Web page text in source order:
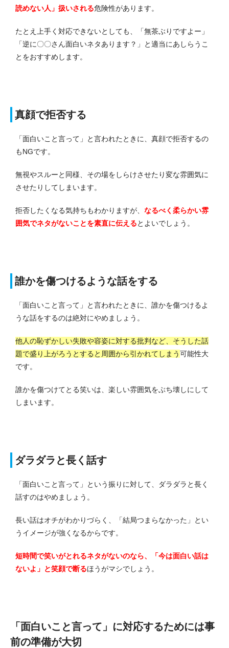
読めない人」扱いされる危険性があります。
たとえ上手く対応できないとしても、「無茶ぶりですよー」
「逆に〇〇さん面白いネタあります？」と適当にあしらうこ
とをおすすめします。
真顔で拒否する
「面白いこと言って」と言われたときに、真顔で拒否するの
もNGです。
無視やスルーと同様、その場をしらけさせたり変な雰囲気に
させたりしてしまいます。
拒否したくなる気持ちもわかりますが、 なるべく柔らかい雰
囲気でネタがないことを素直に伝えるとよいでしょう。
誰かを傷つけるような話をする
「面白いこと言って」と言われたときに、誰かを傷つけるよ
うな話をするのは絶対にやめましょう。
他人の恥ずかしい失敗や容姿に対する批判など、そうした話
題で盛り上がろうとすると周囲から引かれてしまう可能性大
です。
誰かを傷つけてとる笑いは、楽しい雰囲気をぶち壊しにして
しまいます。
ダラダラと長く話す
「面白いこと言って」という振りに対して、ダラダラと長く
話すのはやめましょう。
長い話はオチがわかりづらく、「結局つまらなかった」とい
うイメージが強くなるからです。
短時間で笑いがとれるネタがないのなら、「今は面白い話は
ないよ」と笑顔で断るほうがマシでしょう。
「面白いこと言って」に対応するためには事
前の準備が大切